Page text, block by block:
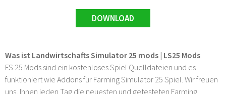
DOWNLOAD
Was ist Landwirtschafts Simulator 25 mods | LS25 Mods
FS 25 Mods sind ein kostenloses Spiel Quelldateien und es
funktioniert wie Addons für Farming Simulator 25 Spiel. Wir freuen
uns, Ihnen jeden Tag die neuesten und getesteten Farming